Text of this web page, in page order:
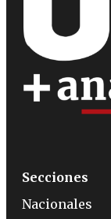
Secciones
Nacionales